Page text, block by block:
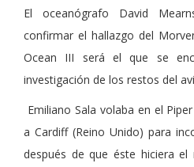
El oceanógrafo David
confirmar el hallazgo del
Ocean III será el que se
investigación de los restos del
Emiliano Sala volaba en el
a Cardiff (Reino Unido) para
después de que éste hiciera